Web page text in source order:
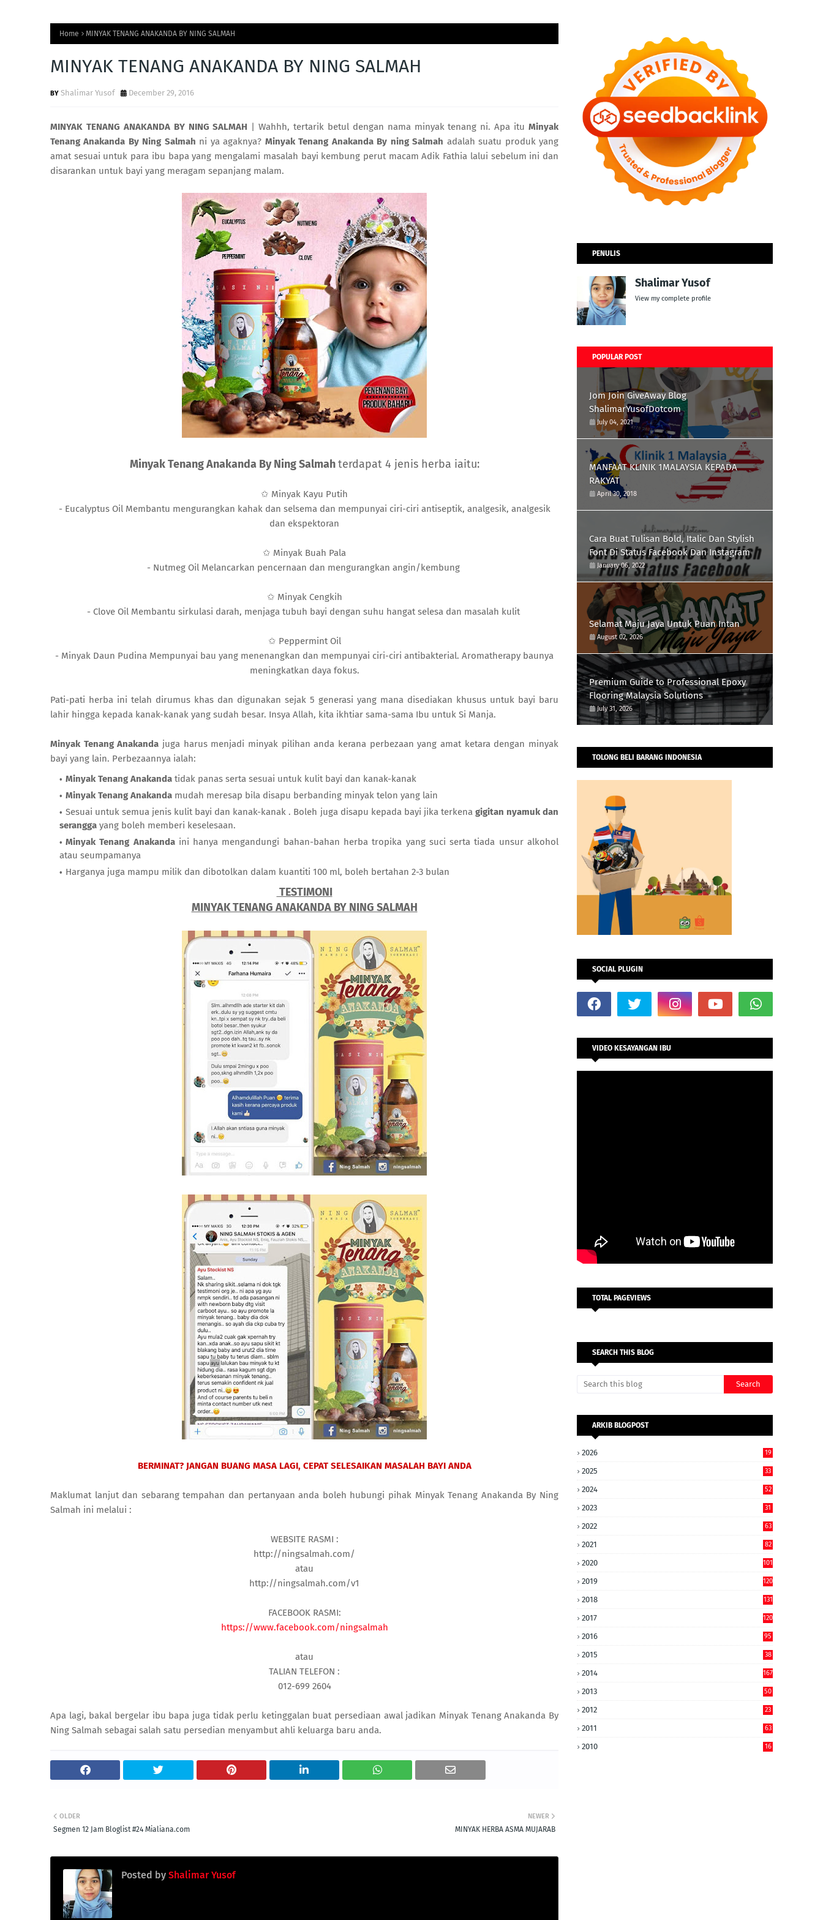
Home MINYAK TENANG ANAKANDA BY NING SALMAH
MINYAK TENANG ANAKANDA BY NING SALMAH
Shalimar Yusof December 29, 2016
MINYAK TENANG ANAKANDA BY NING SALMAH | Wahhh, tertarik betul dengan nama minyak tenang ni. Apa ituMinyak
Tenang Anakanda By Ning Salmah ni ya agaknya? Minyak Tenang Anakanda By ning Salmah adalah suatu produk yang
amat sesuai untuk para ibu bapa yang mengalami masalah bayi kembung perut macam Adik Fathia lalui sebelum ini dan
disarankan untuk bayi yang meragam sepanjang malam.
Minyak Tenang Anakanda By Ning Salmahterdapat 4 jenis herba iaitu:
✩ Minyak Kayu Putih
- Eucalyptus Oil Membantu mengurangkan kahak dan selsema dan mempunyai ciri-ciri antiseptik, analgesik, analgesik
dan ekspektoran
✩ Minyak Buah Pala
- Nutmeg Oil Melancarkan pencernaan dan mengurangkan angin/kembung
✩ Minyak Cengkih
- Clove Oil Membantu sirkulasi darah, menjaga tubuh bayi dengan suhu hangat selesa dan masalah kulit
✩ Peppermint Oil
- Minyak Daun Pudina Mempunyai bau yang menenangkan dan mempunyai ciri-ciri antibakterial. Aromatherapy baunya
meningkatkan daya fokus.
Pati-pati herba ini telah dirumus khas dan digunakan sejak 5 generasi yang mana disediakan khusus untuk bayi baru
lahir hingga kepada kanak-kanak yang sudah besar. Insya Allah, kita ikhtiar sama-sama Ibu untuk Si Manja.
Minyak Tenang Anakanda juga harus menjadi minyak pilihan anda kerana perbezaan yang amat ketara dengan minyak
bayi yang lain. Perbezaannya ialah:
Minyak Tenang Anakanda tidak panas serta sesuai untuk kulit bayi dan kanak-kanak
Minyak Tenang Anakanda mudah meresap bila disapu berbanding minyak telon yang lain
Sesuai untuk semua jenis kulit bayi dan kanak-kanak . Boleh juga disapu kepada bayi jika terkenagigitan nyamuk dan
serangga yang boleh memberi keselesaan.
Minyak Tenang Anakandaini hanya mengandungi bahan-bahan herba tropika yang suci serta tiada unsur alkohol
atau seumpamanya
Harganya juga mampu milik dan dibotolkan dalam kuantiti 100 ml, boleh bertahan 2-3 bulan
TESTIMONI
MINYAK TENANG ANAKANDA BY NING SALMAH
BERMINAT? JANGAN BUANG MASA LAGI, CEPAT SELESAIKAN MASALAH BAYI ANDA
Maklumat lanjut dan sebarang tempahan dan pertanyaan anda boleh hubungi pihak Minyak Tenang Anakanda By Ning
Salmah ini melalui :
WEBSITE RASMI :
http://ningsalmah.com/
atau
http://ningsalmah.com/v1
FACEBOOK RASMI:
https://www.facebook.com/ningsalmah
atau
TALIAN TELEFON :
012-699 2604
Apa lagi, bakal bergelar ibu bapa juga tidak perlu ketinggalan buat persediaan awal jadikan Minyak Tenang Anakanda By
Ning Salmah sebagai salah satu persedian menyambut ahli keluarga baru anda.
NEWER
MINYAK HERBA ASMA MUJARAB
OLDER
Segmen 12 Jam Bloglist #24 Mialiana.com
Posted by Shalimar Yusof
PENULIS
Shalimar Yusof
View my complete profile
POPULAR POST
Jom Join GiveAway Blog
ShalimarYusofDotcom
July 04, 2021
MANFAAT KLINIK 1MALAYSIA KEPADA
RAKYAT
April 30, 2018
Cara Buat Tulisan Bold, Italic Dan Stylish
Font Di Status Facebook Dan Instagram
January 06, 2022
Selamat Maju Jaya Untuk Puan Intan
August 02, 2026
Premium Guide to Professional Epoxy
Flooring Malaysia Solutions
July 31, 2026
TOLONG BELI BARANG INDONESIA
SOCIAL PLUGIN
VIDEO KESAYANGAN IBU
TOTAL PAGEVIEWS
SEARCH THIS BLOG
ARKIB BLOGPOST
2026 19
2025 33
2024 52
2023 31
2022 63
2021 82
2020 101
2019 120
2018 131
2017 120
2016 95
2015 38
2014 167
2013 50
2012 23
2011 63
2010 16